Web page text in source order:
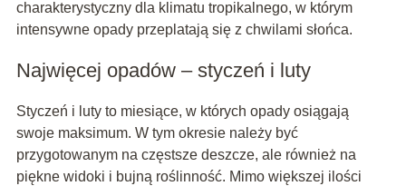
charakterystyczny dla klimatu tropikalnego, w którym
intensywne opady przeplatają się z chwilami słońca.
Najwięcej opadów – styczeń i luty
Styczeń i luty to miesiące, w których opady osiągają
swoje maksimum. W tym okresie należy być
przygotowanym na częstsze deszcze, ale również na
piękne widoki i bujną roślinność. Mimo większej ilości